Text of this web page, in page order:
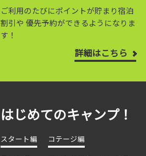
ご利用のたびにポイントが貯まり宿泊
割引や 優先予約ができるようになりま
す！
詳細はこちら
はじめてのキャンプ！
スタート編
コテージ編